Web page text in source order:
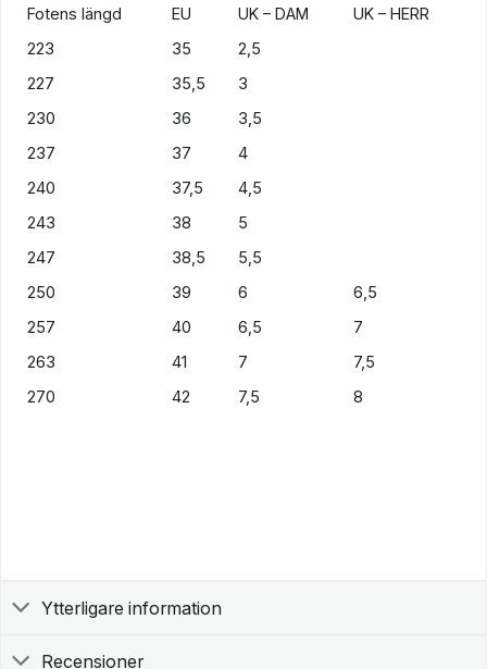
Fotens längd EU UK – DAM
UK – HERR
223
35
2,5
227
35,5
3
230
36
3,5
237
37
4
240
37,5
4,5
243
38
5
247
38,5
5,5
250
39 6
6,5
257
40 6,5
7
263
41 7
7,5
270
42 7,5 8
Ytterligare information
Recensioner